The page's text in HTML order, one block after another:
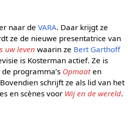
naar de VARA. Daar krijgt ze
ze de nieuwe presentatrice van
uw leven waarin ze Bert Garthoff
is Kosterman actief. Ze is
programma’s Opmaaten
schrijft ze als lid van het
en scènes voor Wij en de wereld.